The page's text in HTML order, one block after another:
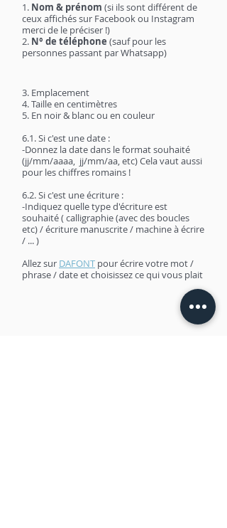
1. Nom & prénom (si ils sont différent de
ceux affichés sur Facebook ou Instagram
merci de le préciser !)
2. N° de téléphone (sauf pour les
personnes passant par Whatsapp)
3. Emplacement
4. Taille en centimètres
5. En noir & blanc ou en couleur
6.1. Si c'est une date :
-Donnez la date dans le format souhaité
(jj/mm/aaaa, jj/mm/aa, etc) Cela vaut aussi
pour les chiffres romains !
6.2. Si c'est une écriture :
-Indiquez quelle type d'écriture est
souhaité ( calligraphie (avec des boucles
etc) / écriture manuscrite / machine à écrire
/ ... )
Allez sur DAFONT pour écrire votre mot /
phrase / date et choisissez ce qui vous plait